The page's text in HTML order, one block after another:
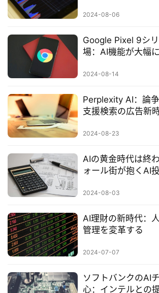
面
2024-08-06
Google Pixel 9シ
場：AI機能が大幅
2024-08-14
Perplexity AI：論
支援検索の広告新
2024-08-23
AIの黄金時代は終
ォール街が抱くAI
2024-08-03
AI理財の新時代：
管理を変革する
2024-07-07
ソフトバンクのAI
心：インテルとの